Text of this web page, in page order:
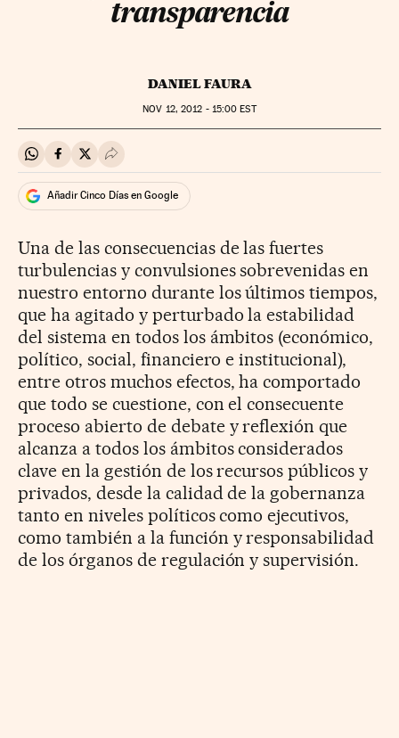
transparencia
DANIEL FAURA
NOV 12, 2012 - 15:00 EST
Compartir en Whatsapp
Compartir en Facebook
Compartir en Twitter
Desplegar Redes Sociales
Añadir Cinco Días en Google
Una de las consecuencias de las fuertes
turbulencias y convulsiones sobrevenidas en
nuestro entorno durante los últimos tiempos,
que ha agitado y perturbado la estabilidad
del sistema en todos los ámbitos (económico,
político, social, financiero e institucional),
entre otros muchos efectos, ha comportado
que todo se cuestione, con el consecuente
proceso abierto de debate y reflexión que
alcanza a todos los ámbitos considerados
clave en la gestión de los recursos públicos y
privados, desde la calidad de la gobernanza
tanto en niveles políticos como ejecutivos,
como también a la función y responsabilidad
de los órganos de regulación y supervisión.